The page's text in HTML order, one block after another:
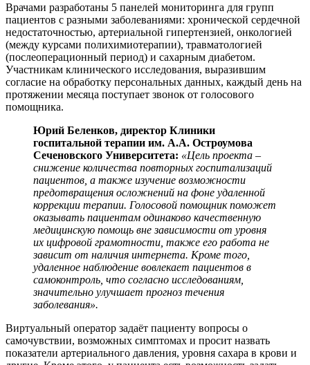
Врачами разработаны 5 панелей мониторинга для групп
пациентов с разными заболеваниями: хронической сердечной
недостаточностью, артериальной гипертензией, онкологией
(между курсами полихимиотерапии), травматологией
(послеоперационный период) и сахарным диабетом.
Участникам клинического исследования, выразившим
согласие на обработку персональных данных, каждый день на
протяжении месяца поступает звонок от голосового
помощника.
Юрий Беленков, директор Клиники
госпитальной терапии им. А.А. Остроумова
Сеченовского Университета: «Цель проекта –
снижение количества повторных госпитализаций
пациентов, а также изучение возможности
предотвращения осложнений на фоне удаленной
коррекции терапии. Голосовой помощник поможет
оказывать пациентам одинаково качественную
медицинскую помощь вне зависимости от уровня
их цифровой грамотности, также его работа не
зависит от наличия интернета. Кроме того,
удаленное наблюдение вовлекает пациентов в
самоконтроль, что согласно исследованиям,
значительно улучшает прогноз течения
заболевания».
Виртуальный оператор задаёт пациенту вопросы о
самочувствии, возможных симптомах и просит назвать
показатели артериального давления, уровня сахара в крови и